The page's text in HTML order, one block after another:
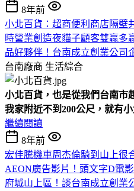
8年前
小北百貨：超商便利商店隔壁
時營業創造夜貓子顧客雙贏多
品好夥伴！台南成立創業公司
台南廠商 生活綜合
小北百貨，也是從我們台南市
我家附近不到200公尺，就有小
繼續閱讀
8年前
宏佳騰機車周杰倫騎到山上很
AEON廣告影片！頭文字D電
府城山上區！談台南成立創業